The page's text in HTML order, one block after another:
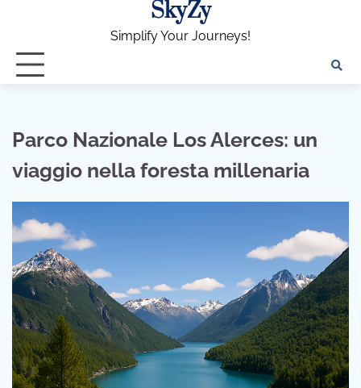
SkyZy
Simplify Your Journeys!
Parco Nazionale Los Alerces: un
viaggio nella foresta millenaria